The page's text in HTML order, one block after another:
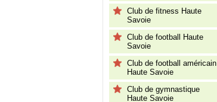
Club de fitness Haute
Savoie
Club de football Haute
Savoie
Club de football américain
Haute Savoie
Club de gymnastique
Haute Savoie